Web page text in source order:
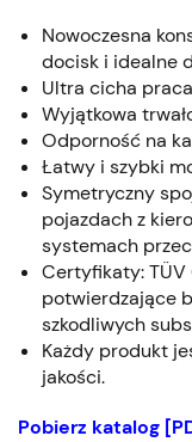
Nowoczesna
docisk i idealne
Ultra cicha praca
Wyjątkowa
Odporność na
Łatwy i szybki
Symetryczny
pojazdach z
systemach
Certyfikaty: TÜV
potwierdzające
szkodliwych
Każdy produkt
jakości.
Pobierz katalog